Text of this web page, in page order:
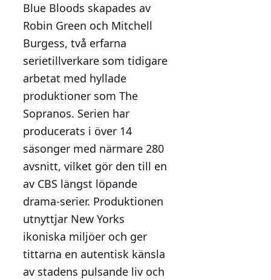
Blue Bloods skapades av
Robin Green och Mitchell
Burgess, två erfarna
serietillverkare som tidigare
arbetat med hyllade
produktioner som The
Sopranos. Serien har
producerats i över 14
säsonger med närmare 280
avsnitt, vilket gör den till en
av CBS längst löpande
drama-serier. Produktionen
utnyttjar New Yorks
ikoniska miljöer och ger
tittarna en autentisk känsla
av stadens pulsande liv och